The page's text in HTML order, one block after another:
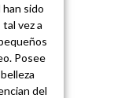
sido
vez a
Posee
del